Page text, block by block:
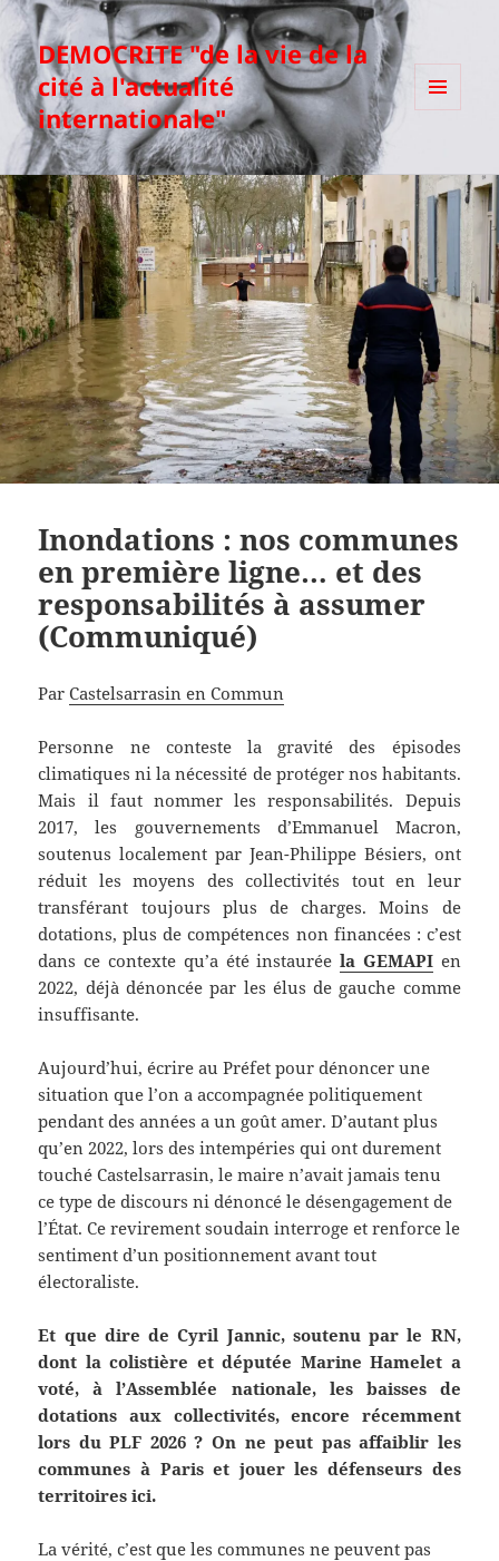
DEMOCRITE "de la vie de la
cité à l'actualité
internationale"
Inondations : nos communes
en première ligne… et des
responsabilités à assumer
(Communiqué)
ParCastelsarrasin en Commun
Personne ne conteste la gravité des épisodes
climatiques ni la nécessité de protéger nos habitants.
Mais il faut nommer les responsabilités. Depuis
2017, les gouvernements d’Emmanuel Macron,
soutenus localement par Jean-Philippe Bésiers, ont
réduit les moyens des collectivités tout en leur
transférant toujours plus de charges. Moins de
dotations, plus de compétences non financées : c’est
dans ce contexte qu’a été instauréela GEMAPIen
2022, déjà dénoncée par les élus de gauche comme
insuffisante.
Aujourd’hui, écrire au Préfet pour dénoncer une
situation que l’on a accompagnée politiquement
pendant des années a un goût amer. D’autant plus
qu’en 2022, lors des intempéries qui ont durement
touché Castelsarrasin, le maire n’avait jamais tenu
ce type de discours ni dénoncé le désengagement de
l’État. Ce revirement soudain interroge et renforce le
sentiment d’un positionnement avant tout
électoraliste.
Et que dire de Cyril Jannic, soutenu par le RN,
dont la colistière et députée Marine Hamelet a
voté, à l’Assemblée nationale, les baisses de
dotations aux collectivités, encore récemment
lors du PLF 2026 ? On ne peut pas affaiblir les
communes à Paris et jouer les défenseurs des
territoires ici.
La vérité, c’est que les communes ne peuvent pas